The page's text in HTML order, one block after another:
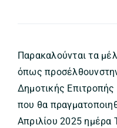
Παρακαλούνται τα
όπως προσέλθουν
Δημοτικής
που θα
Απριλίου 2025 ημέρα